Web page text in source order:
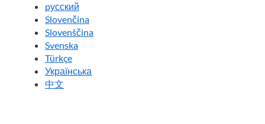
pусский
Slovenčina
Slovenščina
Svenska
Türkçe
Українська
中文